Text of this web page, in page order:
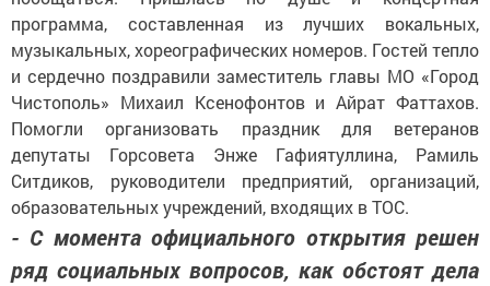
программа, составленная из лучших вокальных,
музыкальных, хореографических номеров. Гостей тепло
и сердечно поздравили заместитель главы МО «Город
Чистополь» Михаил Ксенофонтов и Айрат Фаттахов.
Помогли организовать праздник для ветеранов
депутаты Горсовета Энже Гафиятуллина, Рамиль
Ситдиков, руководители предприятий, организаций,
образовательных учреждений, входящих в ТОС.
- С момента официального открытия решен
ряд социальных вопросов, как обстоят дела